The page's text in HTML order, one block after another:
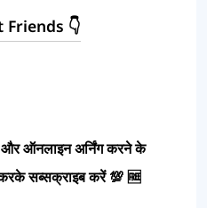
👇
और ऑनलाइन अर्निंग करने के
सब्सक्राइब करें 💯 🆓